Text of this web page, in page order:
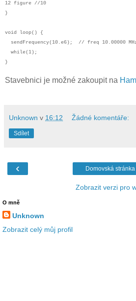
12 figure //10
}
void loop() {
sendFrequency(10.e6); // freq 10.00000
while(1);
}
Stavebnici je možné zakoupit na
Unknown v 16:12 Žádné komentáře:
Sdílet
‹ Domovská stránka
Zobrazit verzi pro
O mně
Unknown
Zobrazit celý můj profil